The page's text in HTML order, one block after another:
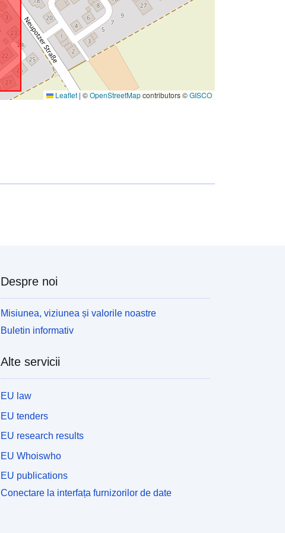
Leaflet | ©OpenStreetMapcontributors ©GISCO
Despre noi
Misiunea, viziunea și valorile noastre
Buletin informativ
Alte servicii
EU law
EU tenders
EU research results
EU Whoiswho
EU publications
Conectare la interfața furnizorilor de date